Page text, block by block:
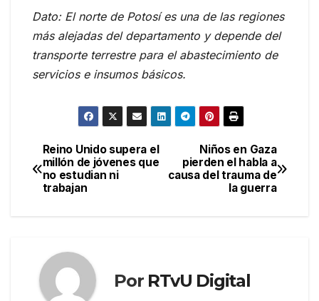
Dato: El norte de Potosí es una de las regiones
más alejadas del departamento y depende del
transporte terrestre para el abastecimiento de
servicios e insumos básicos.
Navegación
de
Niños en Gaza
pierden el habla a
causa del trauma de
la guerra
Reino Unido supera el
millón de jóvenes que
no estudian ni
trabajan
Por RTvU Digital